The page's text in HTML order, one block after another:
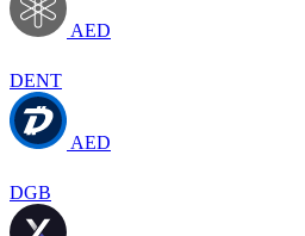
AED
DENT
AED
DGB